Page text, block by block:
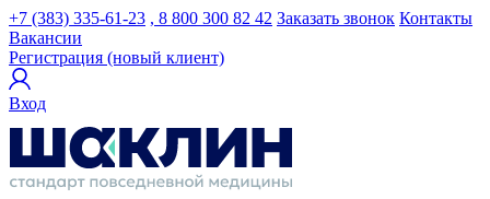
+7 (383) 335-61-23 , 8 800 300 82 42 Заказать звонок Контакты
Вакансии
Регистрация (новый клиент)
Вход